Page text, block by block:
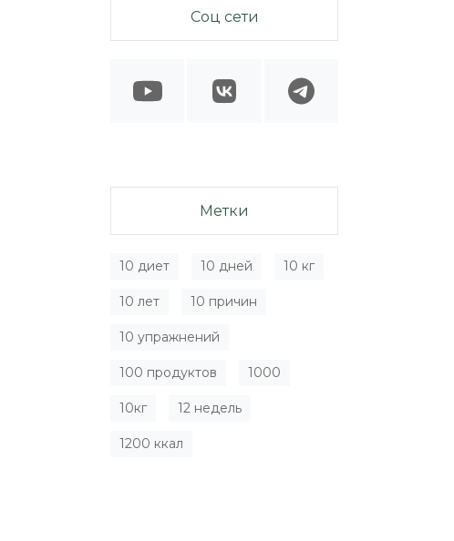
Соц сети
Метки
10 диет 10 дней 10 кг
10 лет 10 причин
10 упражнений
100 продуктов 1000
10кг 12 недель
1200 ккал